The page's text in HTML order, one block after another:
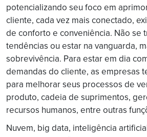
potencializando seu foco em
cliente, cada vez mais conectado,
de conforto e conveniência. Não se
tendências ou estar na vanguarda,
sobrevivência. Para estar em dia
demandas do cliente, as empresas
para melhorar seus processos de
produto, cadeia de suprimentos,
recursos humanos, entre outras
Nuvem, big data, inteligência